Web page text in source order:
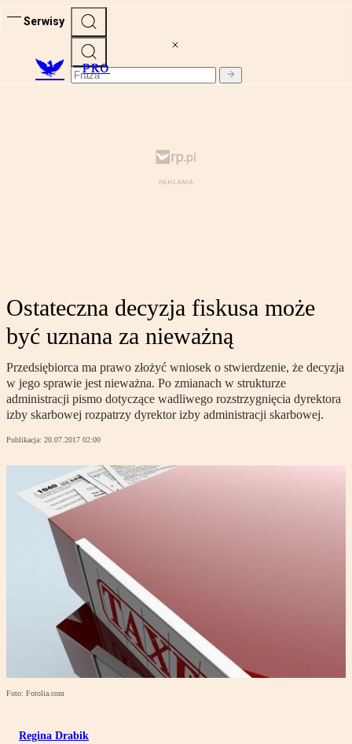
Serwisy
PRO
Ostateczna decyzja fiskusa może
być uznana za nieważną
Przedsiębiorca ma prawo złożyć wniosek o stwierdzenie, że decyzja
w jego sprawie jest nieważna. Po zmianach w strukturze
administracji pismo dotyczące wadliwego rozstrzygnięcia dyrektora
izby skarbowej rozpatrzy dyrektor izby administracji skarbowej.
Publikacja: 20.07.2017 02:00
Foto: Fotolia.com
Regina Drabik